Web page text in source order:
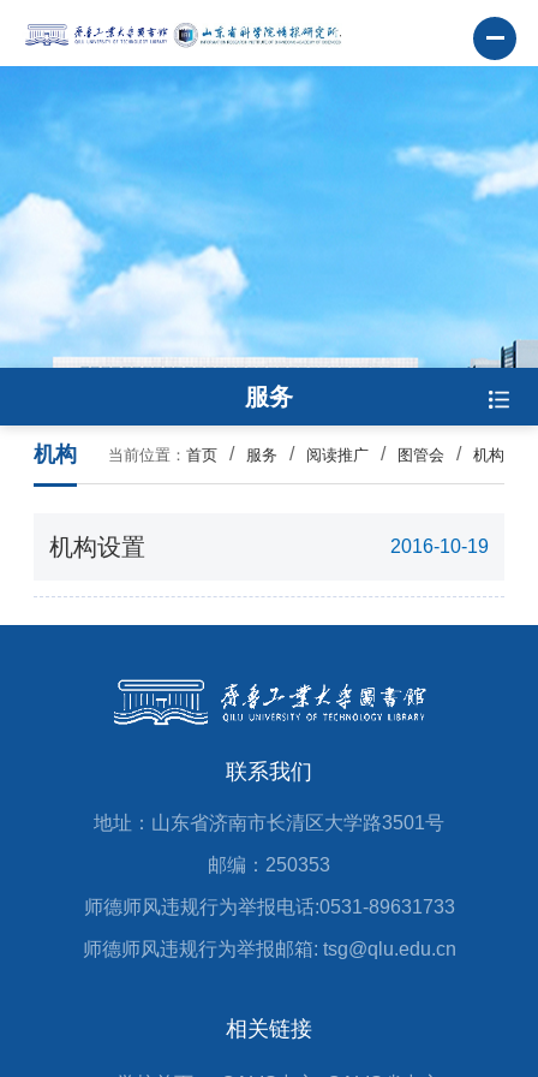
服务
当前位置：首页 服务 阅读推广 图管会 机构
机构
2016-10-19
机构设置
联系我们
地址：山东省济南市长清区大学路3501号
邮编：250353
师德师风违规行为举报电话:0531-89631733
师德师风违规行为举报邮箱: tsg@qlu.edu.cn
相关链接